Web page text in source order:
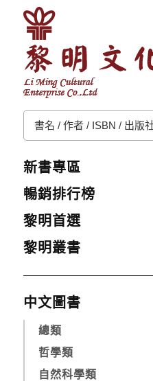
新書專區
暢銷排行榜
黎明首選
黎明叢書
中文圖書
總類
哲學類
自然科學類